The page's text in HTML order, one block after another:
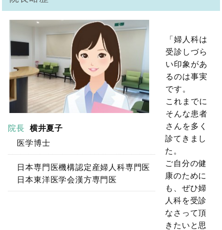
院長
横井夏子
医学博士
日本専門医機構認定産婦人科専門医
日本東洋医学会漢方専門医
「婦人科は
受診しづら
い印象があ
るのは事実
です。
これまでに
そんな患者
さんを多く
診てきまし
た。
ご自分の健
康のために
も、ぜひ婦
人科を受診
なさって頂
きたいと思